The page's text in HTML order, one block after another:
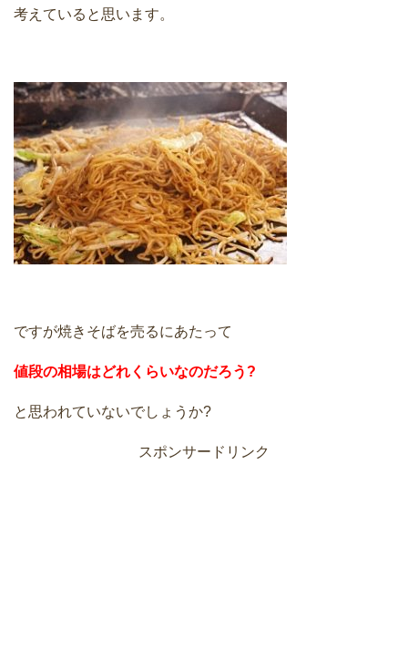
考えていると思います。
ですが焼きそばを売るにあたって
値段の相場はどれくらいなのだろう?
と思われていないでしょうか?
スポンサードリンク